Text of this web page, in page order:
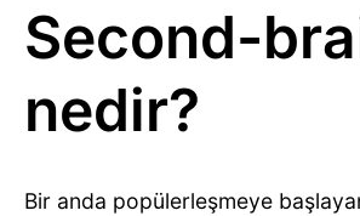
Second-
nedir?
Bir anda popülerleşmeye